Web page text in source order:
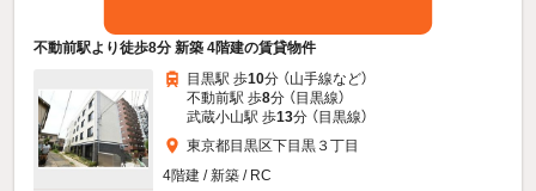
不動前駅より徒歩8分 新築 4階建の賃貸物件
目黒駅 歩10分 （山手線など）
不動前駅 歩8分 （目黒線）
武蔵小山駅 歩13分 （目黒線）
東京都目黒区下目黒３丁目
4階建 / 新築 / RC